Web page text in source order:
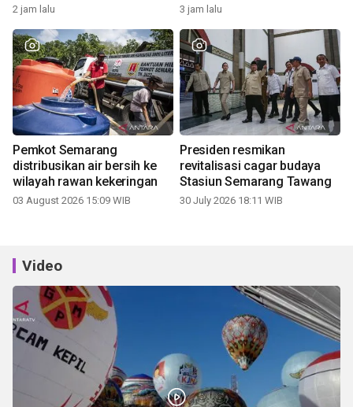
2 jam lalu 3 jam lalu
Pemkot Semarang
distribusikan air bersih ke
wilayah rawan kekeringan
03 August 2026 15:09 WIB
Presiden resmikan
revitalisasi cagar budaya
Stasiun Semarang Tawang
30 July 2026 18:11 WIB
Video